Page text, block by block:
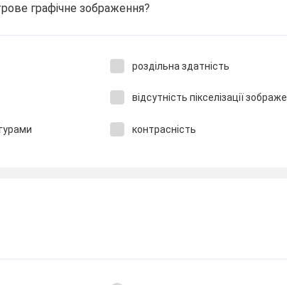
графічне зображення?
роздільна здатність
відсутність пікселізації
контрасність